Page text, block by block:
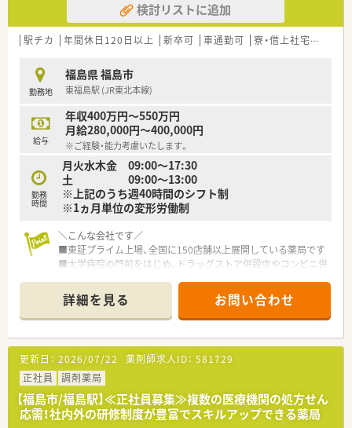
【やりがい/おすすめポイント】
■理念である『よろこばれて、よろこぶ』を実感しながら、患者さ
まの笑顔を直接やりがいに繋げられます。
て地域社会に直接貢献できる環境です。
■安定した法人基盤のもとで長期的なキャリアを描き、安心して
ステップアップを目指すことができます。
検討リストに追加
駅チカ 年間休日120日以上 新卒可 車通勤可 寮・借上社宅あり
勤務地
福島県 福島市
東福島駅 (JR東北本線)
給与
年収400万円～550万円
月給280,000円～400,000円
※ご経験・能力考慮いたします。
勤務
時間
月火水木金 09:00～17:30
土 09:00～13:00
※上記のうち週40時間のシフト制
※1ヵ月単位の変形労働制
＼こんな会社です／
■東証プライム上場、全国に150店舗以上展開している薬局です
■大学病院の門前をはじめ、ドラッグストア併設店やコンビニ併
様々な形態の薬局を全国に展開しており、ご自身の興味に合わ
せて働けます
■ほぼ全店で「座り投薬」のため、患者様にしっかりと向き合っ
て服薬指導ができます
■年間休日は120日以上！近隣に複数店舗展開しており、
ヘルプ体制も整っているので、有休もとりやすい環境です
■それぞれのキャリアに応じて【マネジメント】と
専門性を極める【スペシャリスト】の2つのコースが用意されて
おり、
自己実現が叶えやすい体制です
詳細を見る お問い合わせ
更新日： 2026/07/22 薬剤師求人ID： 581729
正社員
調剤薬局
【福島市/福島駅】≪正社員募集≫複数の医療機関の処方せん
応需！社内外の研修制度が豊富でスキルアップできる薬局